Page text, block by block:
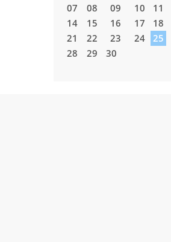
07
08 09 10 11
14
15 16 17 18
21
22 23 24 25
28
29 30